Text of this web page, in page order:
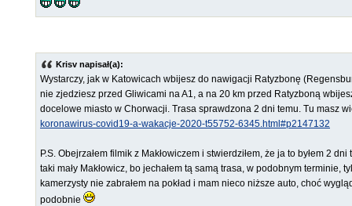
Krisv napisał(a):
Wystarczy, jak w Katowicach wbijesz do nawigacji Ratyzbonę
nie zjedziesz przed Gliwicami na A1, a na 20 km przed Ratyzboną
docelowe miasto w Chorwacji. Trasa sprawdzona 2 dni temu. Tu masz
koronawirus-covid19-a-wakacje-2020-t55752-6345.html#p2147132
P.S. Obejrzałem filmik z Makłowiczem i stwierdziłem, że ja to byłem 2 dni
taki mały Makłowicz, bo jechałem tą samą trasa, w podobnym terminie,
kamerzysty nie zabrałem na pokład i mam nieco niższe auto, choć
podobnie